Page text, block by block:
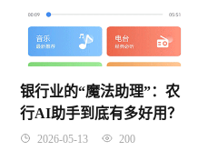
银行业的“魔法助理”：农
行AI助手到底有多好用？
2026-05-13 200